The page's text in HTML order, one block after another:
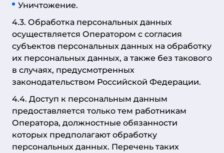
Уничтожение.
4.3. Обработка персональных данных
осуществляется Оператором с согласия
субъектов персональных данных на обработку
их персональных данных, а также без такового
в случаях, предусмотренных
законодательством Российской Федерации.
4.4. Доступ к персональным данным
предоставляется только тем работникам
Оператора, должностные обязанности
которых предполагают обработку
персональных данных. Перечень таких